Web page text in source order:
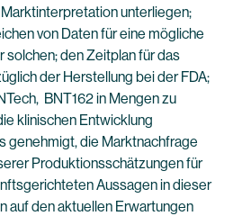
unterliegen;
von Daten für eine mögliche
solchen; den Zeitplan für das
der Herstellung bei der FDA;
BNT162 in Mengen zu
klinischen Entwicklung
genehmigt, die Marktnachfrage
Produktionsschätzungen für
Aussagen in dieser
auf den aktuellen Erwartungen